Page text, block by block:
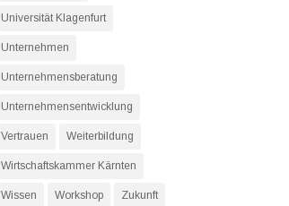
Universität Klagenfurt
Unternehmen
Unternehmensberatung
Unternehmensentwicklung
Vertrauen Weiterbildung
Wirtschaftskammer Kärnten
Wissen Workshop Zukunft